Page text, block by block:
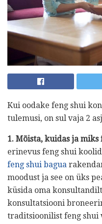
Kui oodake feng shui
tulemusi, on sul vaja 2
1. Mõista, kuidas ja miks
erinevus feng shui
feng shui bagua
moodust ja see on üks
küsida oma
konsultatsiooni
traditsioonilist feng shui